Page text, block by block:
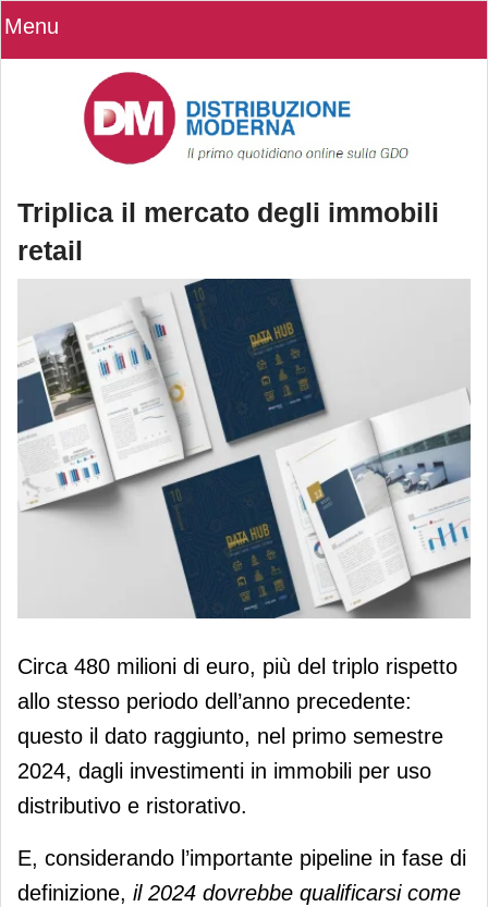
Menu
Triplica il mercato degli immobili
retail
Triplica il mercato degli immobili retail
Circa 480 milioni di euro, più del triplo rispetto
allo stesso periodo dell’anno precedente:
questo il dato raggiunto, nel primo semestre
2024, dagli investimenti in immobili per uso
distributivo e ristorativo.
E, considerando l’importante pipeline in fase di
definizione, il 2024 dovrebbe qualificarsi come